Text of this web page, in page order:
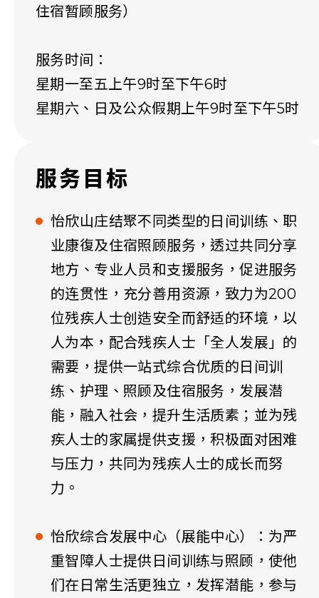
住宿暂顾服务）
服务时间：
星期一至五上午9时至下午6时
星期六、日及公众假期上午9时至下午5时
服务目标
怡欣山庄结聚不同类型的日间训练、职
业康復及住宿照顾服务，透过共同分享
地方、专业人员和支援服务，促进服务
的连贯性，充分善用资源，致力为200
位残疾人士创造安全而舒适的环境，以
人为本，配合残疾人士「全人发展」的
需要，提供一站式综合优质的日间训
练、护理、照顾及住宿服务，发展潜
能，融入社会，提升生活质素；並为残
疾人士的家属提供支援，积极面对困难
与压力，共同为残疾人士的成长而努
力。
怡欣综合发展中心（展能中心）：为严
重智障人士提供日间训练与照顾，使他
们在日常生活更独立，发挥潜能，参与